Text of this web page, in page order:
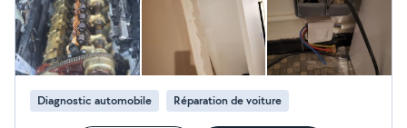
Diagnostic automobile Réparation de voiture